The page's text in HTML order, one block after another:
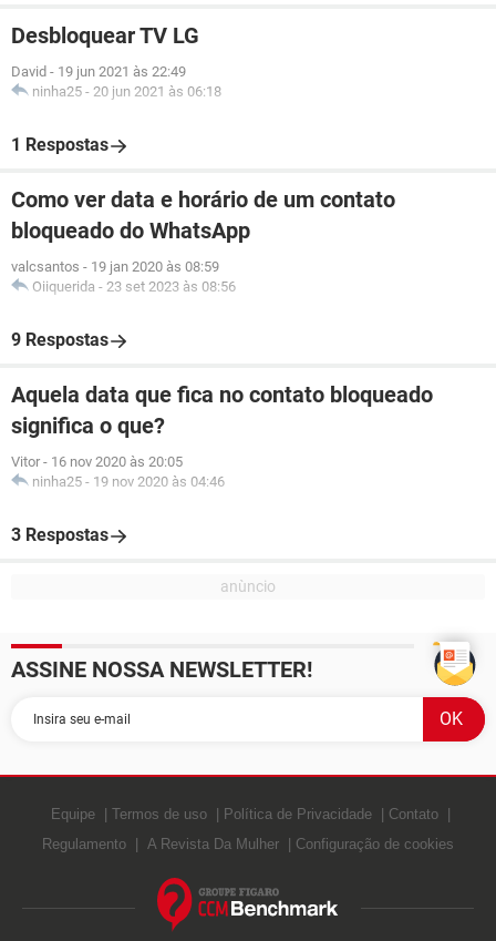
Desbloquear TV LG
David - 19 jun 2021 às 22:49
ninha25 - 20 jun 2021 às 06:18
1 Respostas
Como ver data e horário de um contato
bloqueado do WhatsApp
valcsantos - 19 jan 2020 às 08:59
Oiiquerida - 23 set 2023 às 08:56
9 Respostas
Aquela data que fica no contato bloqueado
significa o que?
Vitor - 16 nov 2020 às 20:05
ninha25 - 19 nov 2020 às 04:46
3 Respostas
ASSINE NOSSA NEWSLETTER!
Equipe Termos de uso Política de Privacidade
Contato
Regulamento
A Revista Da Mulher Configuração de cookies